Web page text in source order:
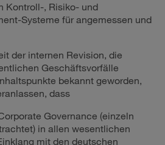
Kontroll-, Risiko- und
Systeme für angemessen und
der internen Revision, die
Geschäftsvorfälle
bekannt geworden,
dass
Governance (einzeln
in allen wesentlichen
mit den deutschen